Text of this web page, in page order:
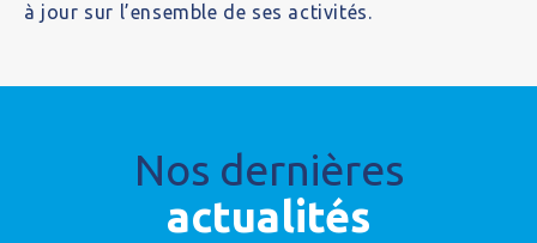
à jour sur l’ensemble de ses activités.
Nos dernières
actualités